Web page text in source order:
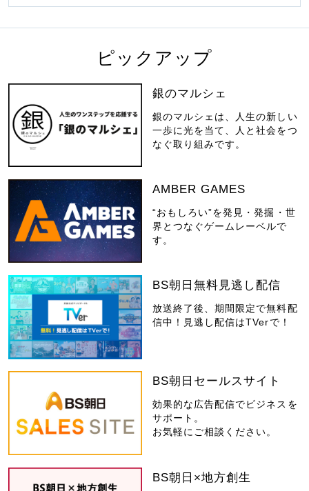
ピックアップ
銀のマルシェ
銀のマルシェは、人生の新しい
一歩に光を当て、人と社会をつ
なぐ取り組みです。
AMBER GAMES
“おもしろい”を発見・発掘・世
界とつなぐゲームレーベルで
す。
BS朝日無料見逃し配信
放送終了後、期間限定で無料配
信中！見逃し配信はTVerで！
BS朝日セールスサイト
効果的な広告配信でビジネスを
サポート。
お気軽にご相談ください。
BS朝日×地方創生